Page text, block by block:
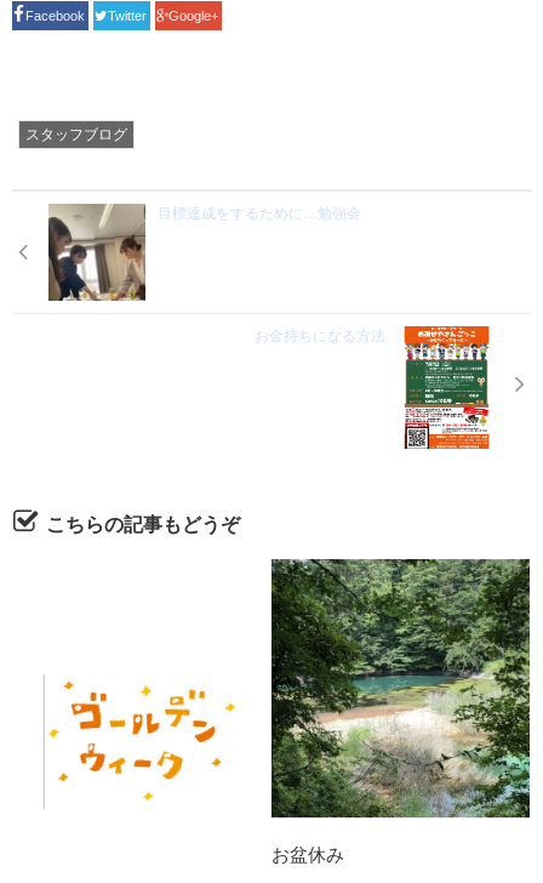
Facebook Twitter Google+
スタッフブログ
目標達成をするために…勉強会
お金持ちになる方法
こちらの記事もどうぞ
お盆休み